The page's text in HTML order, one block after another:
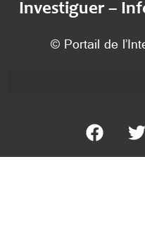
Investiguer –
© Portail de